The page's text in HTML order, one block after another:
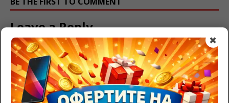
✖
Leave a Reply
Трябва давлезете, за да публикувате коментар.
RazgadaiMi.com>Съновник – тълкуване на сънища>
Навиване